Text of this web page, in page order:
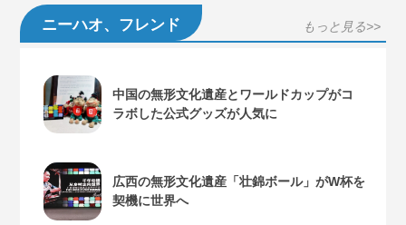
ニーハオ、フレンド もっと見る>>
中国の無形文化遺産とワールドカップがコ
ラボした公式グッズが人気に
広西の無形文化遺産「壮錦ボール」がW杯を
契機に世界へ